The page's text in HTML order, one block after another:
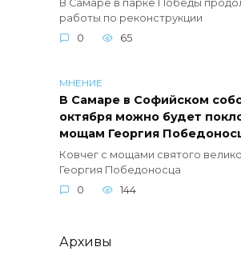
В Самаре в парке Победы
работы по реконструкции
0
65
МНЕНИЕ
В Самаре в Софийском
октября можно будет
мощам Георгия
Ковчег с мощами святого
Георгия Победоносца
0
144
Архивы